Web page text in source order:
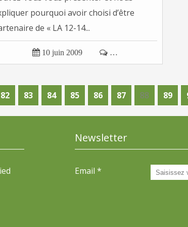
pourquoi avoir choisi d’être
de « LA 12-14...
 10 juin 2009  …
82 83 84 85 86 87 88 89
Newsletter
Email